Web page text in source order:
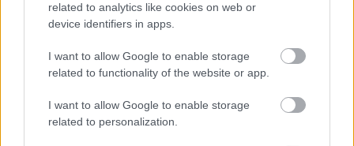
related to analytics like cookies on web or
device identifiers in apps.
I want to allow Google to enable storage
related to functionality of the website or app.
I want to allow Google to enable storage
related to personalization.